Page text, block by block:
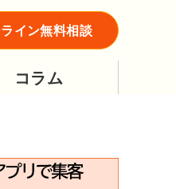
イン無料相談
コラム